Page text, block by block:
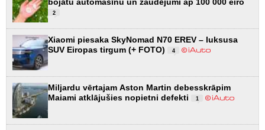
bojātu automašīnu un zaudējumi ap 100 000 eiro
2
Xiaomi piesaka SkyNomad N70 EREV – luksusa
SUV Eiropas tirgum (+ FOTO)
4
Miljardu vērtajam Aston Martin debesskrāpim
Maiami atklājušies nopietni defekti
1